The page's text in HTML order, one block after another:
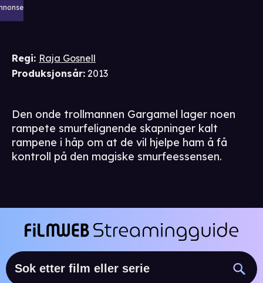
Regi: Raja Gosnell
Produksjonsår: 2013
Den onde trollmannen Gargamel lager noen
rampete smurfelignende skapninger kalt
rampene i håp om at de vil hjelpe ham å få
kontroll på den magiske smurfeessensen.